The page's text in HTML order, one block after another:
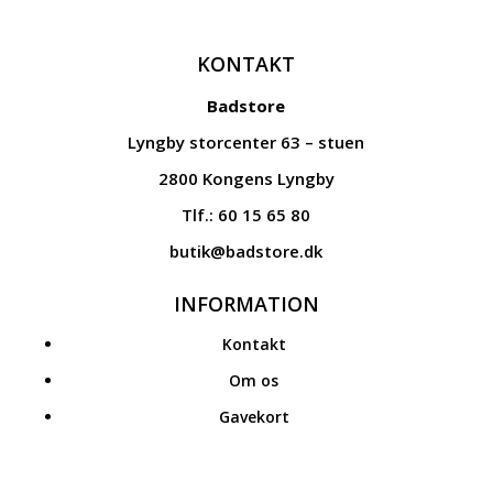
KONTAKT
Badstore
Lyngby storcenter 63 – stuen
2800 Kongens Lyngby
Tlf.: 60 15 65 80
butik@badstore.dk
INFORMATION
Kontakt
Om os
Gavekort